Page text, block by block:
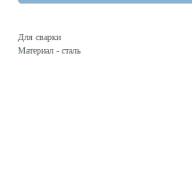
Для сварки
Материал - сталь